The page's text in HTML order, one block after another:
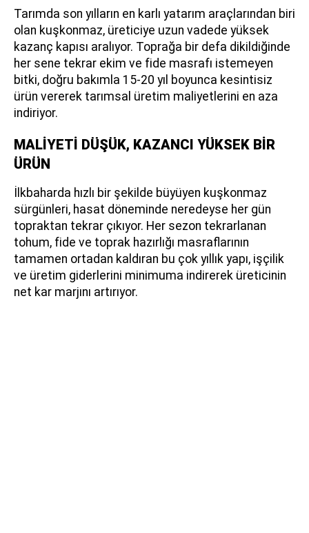
Tarımda son yılların en karlı yatarım araçlarından biri
olan kuşkonmaz, üreticiye uzun vadede yüksek
kazanç kapısı aralıyor. Toprağa bir defa dikildiğinde
her sene tekrar ekim ve fide masrafı istemeyen
bitki, doğru bakımla 15-20 yıl boyunca kesintisiz
ürün vererek tarımsal üretim maliyetlerini en aza
indiriyor.
MALİYETİ DÜŞÜK, KAZANCI YÜKSEK BİR
ÜRÜN
İlkbaharda hızlı bir şekilde büyüyen kuşkonmaz
sürgünleri, hasat döneminde neredeyse her gün
topraktan tekrar çıkıyor. Her sezon tekrarlanan
tohum, fide ve toprak hazırlığı masraflarının
tamamen ortadan kaldıran bu çok yıllık yapı, işçilik
ve üretim giderlerini minimuma indirerek üreticinin
net kar marjını artırıyor.